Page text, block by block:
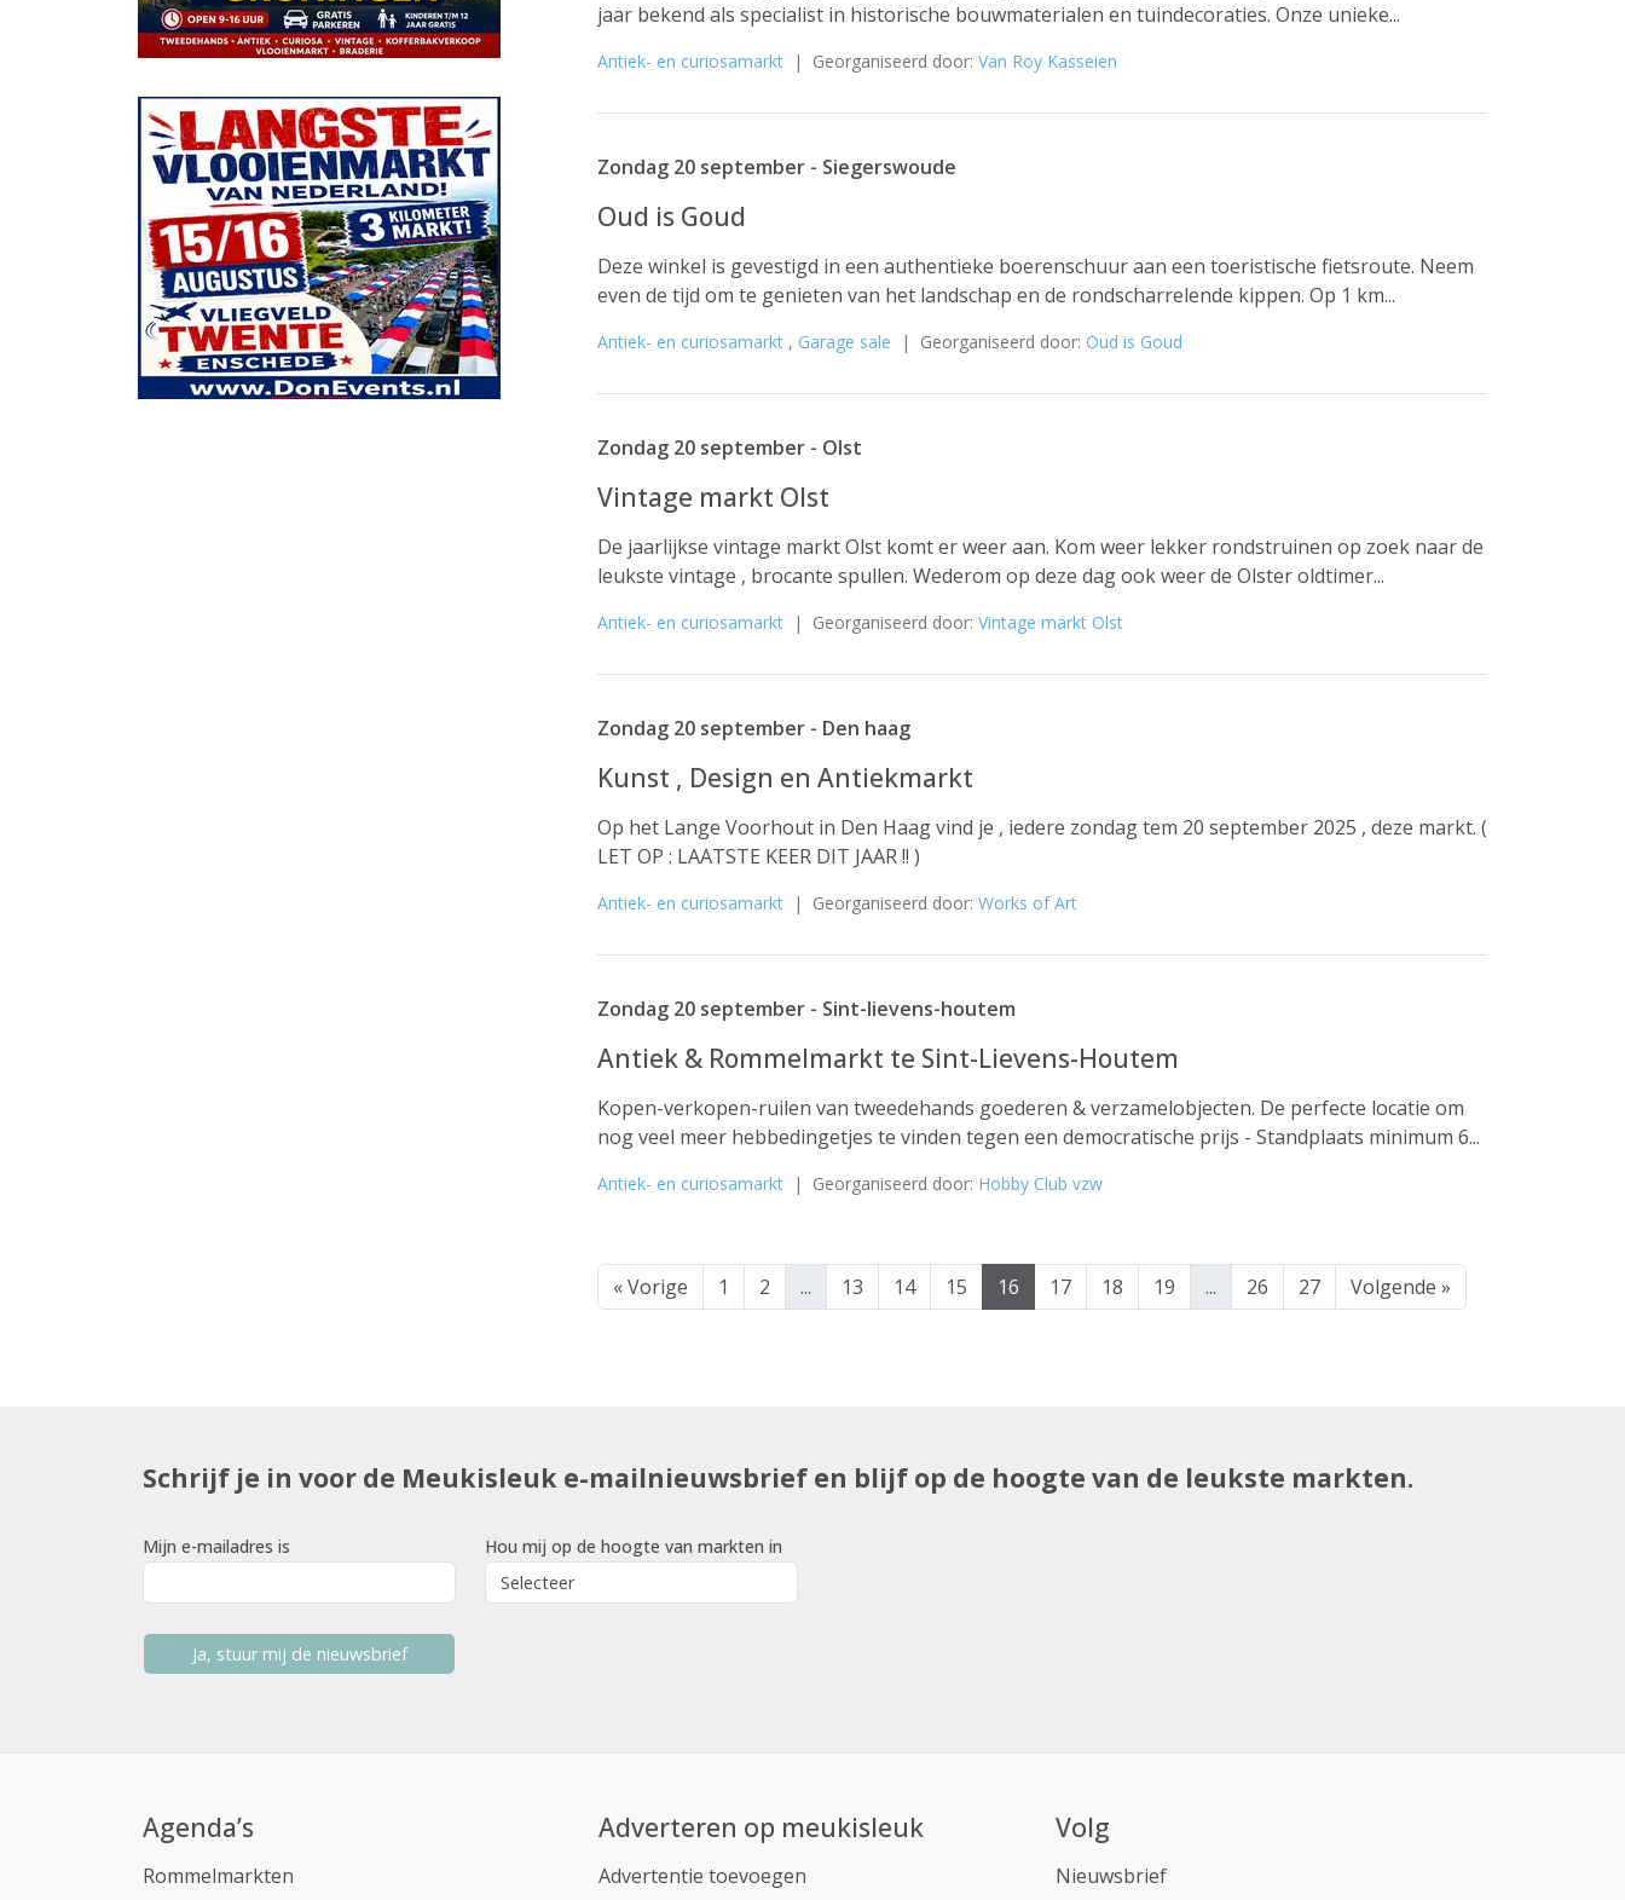
jaar bekend als specialist in historische bouwmaterialen en tuindecoraties. Onze unieke...
Antiek- en curiosamarkt | Georganiseerd door: Van Roy Kasseien
Zondag 20 september - Siegerswoude
Oud is Goud
Deze winkel is gevestigd in een authentieke boerenschuur aan een toeristische fietsroute. Neem
even de tijd om te genieten van het landschap en de rondscharrelende kippen. Op 1 km...
Antiek- en curiosamarkt , Garage sale | Georganiseerd door: Oud is Goud
Zondag 20 september - Olst
Vintage markt Olst
De jaarlijkse vintage markt Olst komt er weer aan. Kom weer lekker rondstruinen op zoek naar de
leukste vintage , brocante spullen. Wederom op deze dag ook weer de Olster oldtimer...
Antiek- en curiosamarkt | Georganiseerd door: Vintage markt Olst
Zondag 20 september - Den haag
Kunst , Design en Antiekmarkt
Op het Lange Voorhout in Den Haag vind je , iedere zondag tem 20 september 2025 , deze markt. (
LET OP : LAATSTE KEER DIT JAAR !! )
Antiek- en curiosamarkt | Georganiseerd door: Works of Art
Zondag 20 september - Sint-lievens-houtem
Antiek & Rommelmarkt te Sint-Lievens-Houtem
Kopen-verkopen-ruilen van tweedehands goederen & verzamelobjecten. De perfecte locatie om
nog veel meer hebbedingetjes te vinden tegen een democratische prijs - Standplaats minimum 6...
Antiek- en curiosamarkt | Georganiseerd door: Hobby Club vzw
« Vorige 1 2 ... 13 14 15 16 17 18 19 ... 26 27 Volgende »
Schrijf je in voor de Meukisleuk e-mailnieuwsbrief en blijf op de hoogte van de leukste markten.
Mijn e-mailadres is Hou mij op de hoogte van markten in
Ja, stuur mij de nieuwsbrief
Agenda’s
Rommelmarkten
Adverteren op meukisleuk
Advertentie toevoegen
Volg
Nieuwsbrief